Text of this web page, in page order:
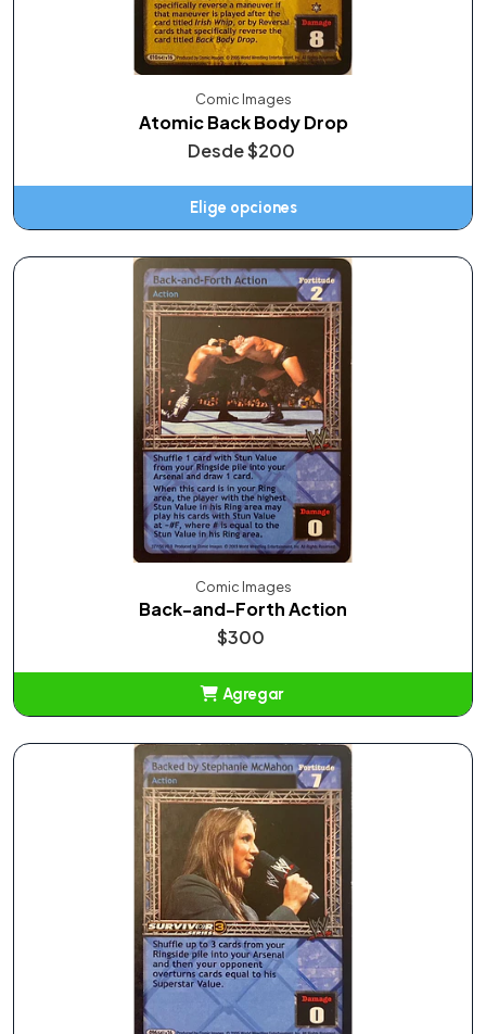
Comic Images
Atomic Back Body Drop
Desde$200
Elige opciones
Comic Images
Back-and-Forth Action
$300
Agregar